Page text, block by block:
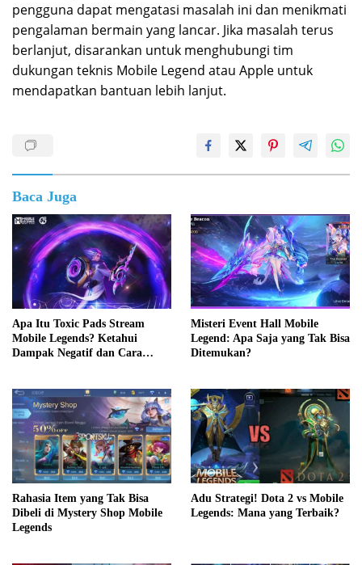
pengguna dapat mengatasi masalah ini dan menikmati
pengalaman bermain yang lancar. Jika masalah terus
berlanjut, disarankan untuk menghubungi tim
dukungan teknis Mobile Legend atau Apple untuk
mendapatkan bantuan lebih lanjut.
Baca Juga
Apa Itu Toxic Pads Stream
Mobile Legends? Ketahui
Dampak Negatif dan Cara
Misteri Event Hall Mobile
Legend: Apa Saja yang Tak Bisa
Ditemukan?
Rahasia Item yang Tak Bisa
Dibeli di Mystery Shop Mobile
Legends
Adu Strategi! Dota 2 vs Mobile
Legends: Mana yang Terbaik?